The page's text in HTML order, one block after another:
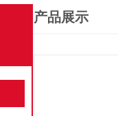
产品展示